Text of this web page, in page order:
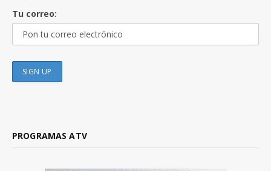
Tu correo:
PROGRAMAS ATV